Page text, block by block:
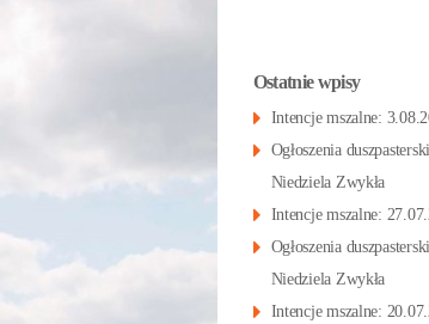
Ostatnie wpisy
Intencje mszalne:
Ogłoszenia
Niedziela Zwykła
Intencje mszalne:
Ogłoszenia
Niedziela Zwykła
Intencje mszalne: